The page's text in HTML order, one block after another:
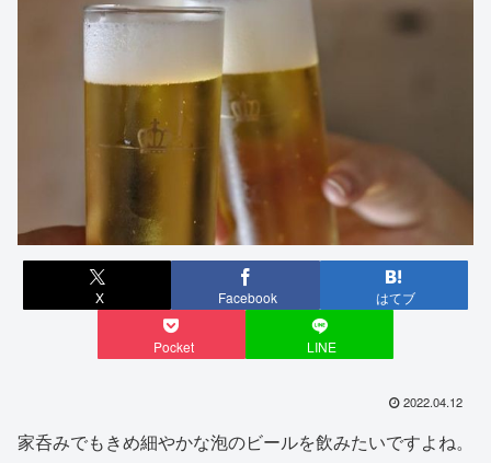
X Facebook はてブ
Pocket LINE
2022.04.12
家呑みでもきめ細やかな泡のビールを飲みたいですよね。